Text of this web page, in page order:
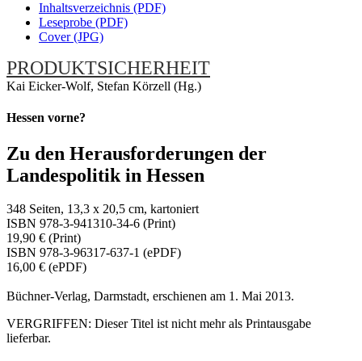
Inhaltsverzeichnis (PDF)
Leseprobe (PDF)
Cover (JPG)
PRODUKTSICHERHEIT
Kai Eicker-Wolf, Stefan Körzell (Hg.)
Hessen vorne?
Zu den Herausforderungen der
Landespolitik in Hessen
348 Seiten, 13,3 x 20,5 cm, kartoniert
ISBN 978-3-941310-34-6 (Print)
19,90 € (Print)
ISBN 978-3-96317-637-1 (ePDF)
16,00 € (ePDF)
Büchner-Verlag, Darmstadt, erschienen am 1. Mai 2013.
VERGRIFFEN: Dieser Titel ist nicht mehr als Printausgabe
lieferbar.